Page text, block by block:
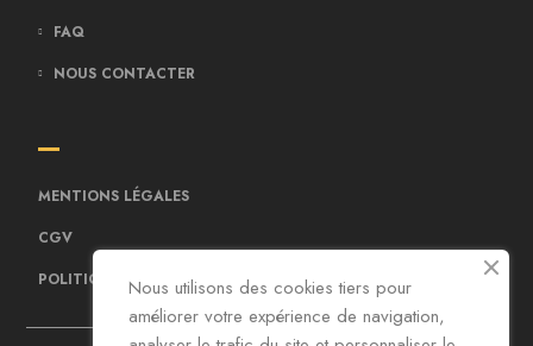
FAQ
NOUS CONTACTER
MENTIONS LÉGALES
CGV
POLITIQUE DE CONFIDENTIALITÉ
Nous utilisons des cookies tiers pour
améliorer votre expérience de navigation,